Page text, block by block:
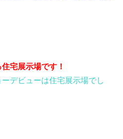
宅展示場です！
デビューは住宅展示場でし